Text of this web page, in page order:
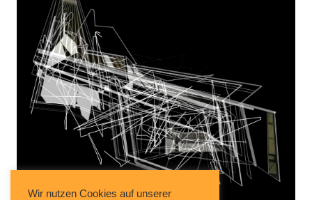
Wir nutzen Cookies auf unserer